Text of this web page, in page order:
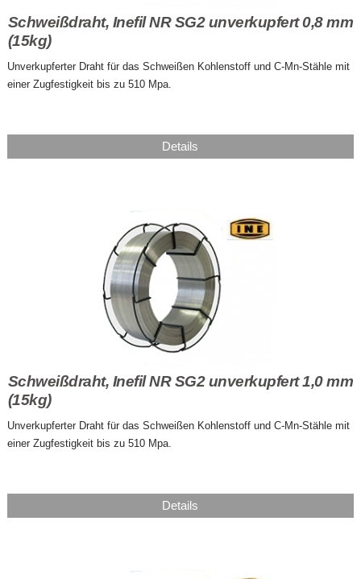
Schweißdraht, Inefil NR SG2 unverkupfert 0,8 mm
(15kg)
Unverkupferter Draht für das Schweißen Kohlenstoff und C-Mn-Stähle mit
einer Zugfestigkeit bis zu 510 Mpa.
Details
Schweißdraht, Inefil NR SG2 unverkupfert 1,0 mm
(15kg)
Unverkupferter Draht für das Schweißen Kohlenstoff und C-Mn-Stähle mit
einer Zugfestigkeit bis zu 510 Mpa.
Details